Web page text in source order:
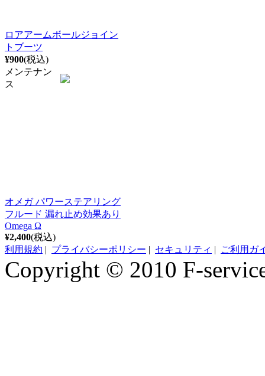
ロアアームボールジョイン
トブーツ
¥900(税込)
メンテナン
ス
オメガ パワーステアリング
フルード 漏れ止め効果あり
Omega Ω
¥2,400(税込)
利用規約 | プライバシーポリシー | セキュリティ | ご利用ガ
Copyright © 2010 F-